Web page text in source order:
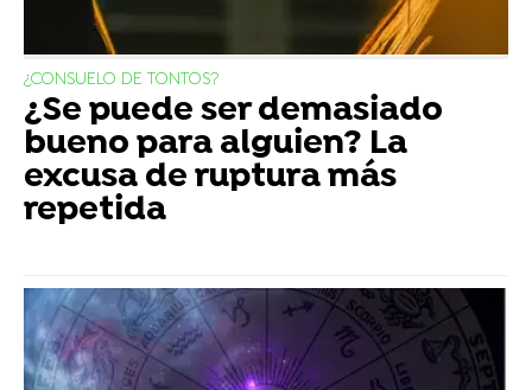
¿CONSUELO DE TONTOS?
¿Se puede ser demasiado
bueno para alguien? La
excusa de ruptura más
repetida